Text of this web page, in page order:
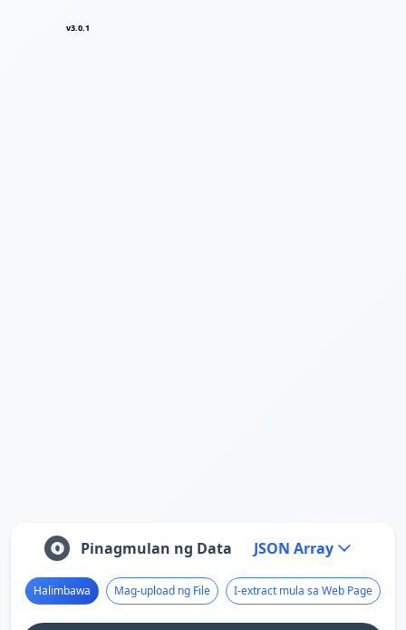
v3.0.1
Pinagmulan ng Data JSON Array
Halimbawa Mag-upload ng File I-extract mula sa Web Page